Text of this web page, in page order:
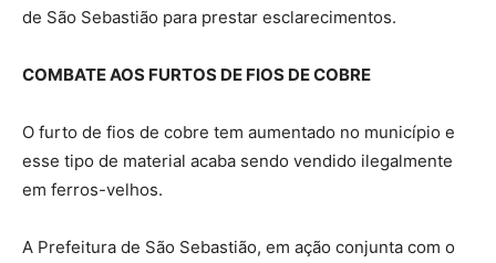
de São Sebastião para prestar esclarecimentos.
COMBATE AOS FURTOS DE FIOS DE COBRE
O furto de fios de cobre tem aumentado no município e
esse tipo de material acaba sendo vendido ilegalmente
em ferros-velhos.
A Prefeitura de São Sebastião, em ação conjunta com o